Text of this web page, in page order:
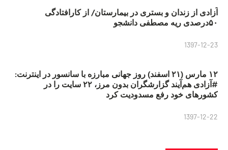
آزادی از زندان و بستری در بیمارستان/ از کارافتادگی
۵۰درصدی ریه مصطفی دانشجو
1397-12-23
۱۲ مارس (۲۱ اسفند) روز جهانی مبارزه با سانسور در اینترنت:
#آزادی هم‌آیند گزارشگران‌ بدون مرز، ۲۲ سایت را در
کشورهای خود رفع مسدودیت کرد
1397-12-22